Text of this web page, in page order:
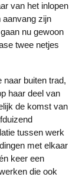
van het inlopen
aanvang zijn
nu gewoon
twee netjes
haar deel van
de komst van
tussen werk
met elkaar
keer een
die ook